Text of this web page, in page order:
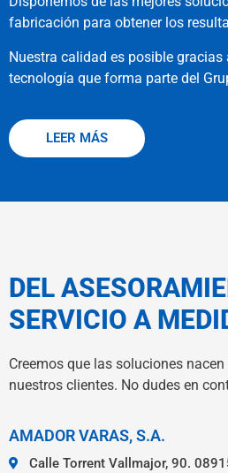
fabricación para obtener los
Nuestra calidad es posible
tecnología que forma parte del
LEER MÁS
DEL
SERVICIO A
Creemos que las soluciones
nuestros clientes. No dudes en
AMADOR VARAS, S.A.
Calle Torrent Vallmajor, 90.